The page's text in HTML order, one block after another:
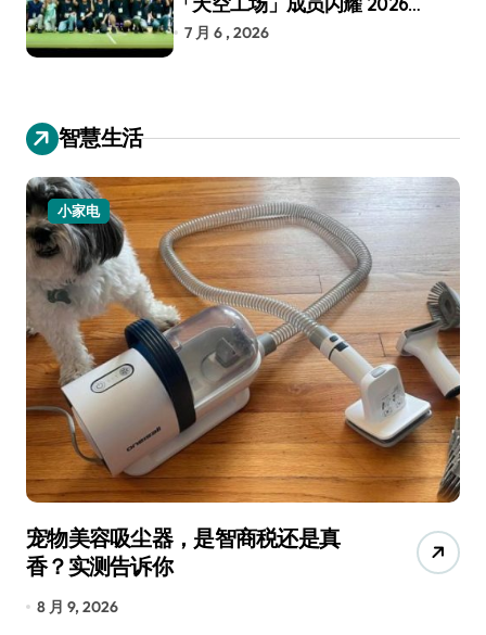
RoboCup 机器人世界杯
7 月 6 , 2026
智慧生活
小家电
宠物美容吸尘器，是智商税还是真
香？实测告诉你
8 月 9, 2026